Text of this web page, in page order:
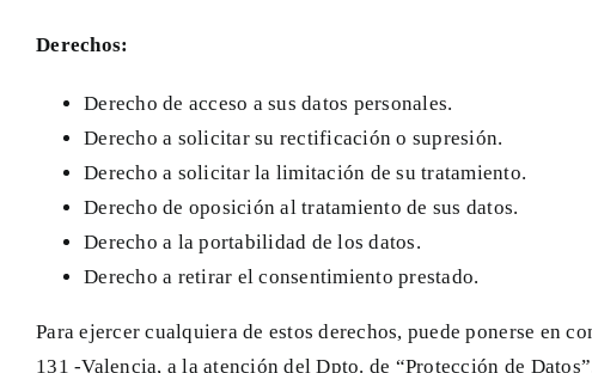
Derechos:
Derecho de acceso a sus datos personales.
Derecho a solicitar su rectificación o supresión.
Derecho a solicitar la limitación de su tratamiento.
Derecho de oposición al tratamiento de sus datos.
Derecho a la portabilidad de los datos.
Derecho a retirar el consentimiento prestado.
Para ejercer cualquiera de estos derechos, puede ponerse en
131 -Valencia, a la atención del Dpto. de “Protección de